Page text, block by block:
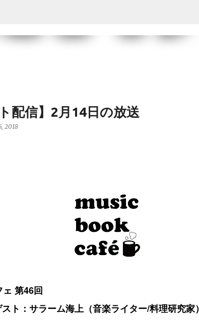
配信】2月14日の放送
2018
ェ 第46回
ト：サラーム海上（音楽ライター/料理研究家）